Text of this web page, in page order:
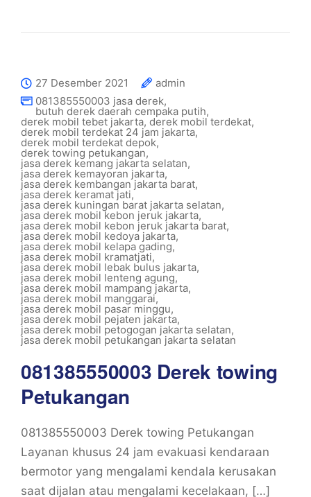
27 Desember 2021
admin
081385550003 jasa derek,
butuh derek daerah cempaka putih,
derek mobil tebet jakarta, derek mobil terdekat,
derek mobil terdekat 24 jam jakarta,
derek mobil terdekat depok,
derek towing petukangan,
jasa derek kemang jakarta selatan,
jasa derek kemayoran jakarta,
jasa derek kembangan jakarta barat,
jasa derek keramat jati,
jasa derek kuningan barat jakarta selatan,
jasa derek mobil kebon jeruk jakarta,
jasa derek mobil kebon jeruk jakarta barat,
jasa derek mobil kedoya jakarta,
jasa derek mobil kelapa gading,
jasa derek mobil kramatjati,
jasa derek mobil lebak bulus jakarta,
jasa derek mobil lenteng agung,
jasa derek mobil mampang jakarta,
jasa derek mobil manggarai,
jasa derek mobil pasar minggu,
jasa derek mobil pejaten jakarta,
jasa derek mobil petogogan jakarta selatan,
jasa derek mobil petukangan jakarta selatan
081385550003 Derek towing
Petukangan
081385550003 Derek towing Petukangan
Layanan khusus 24 jam evakuasi kendaraan
bermotor yang mengalami kendala kerusakan
saat dijalan atau mengalami kecelakaan, […]